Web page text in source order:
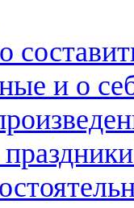
и о